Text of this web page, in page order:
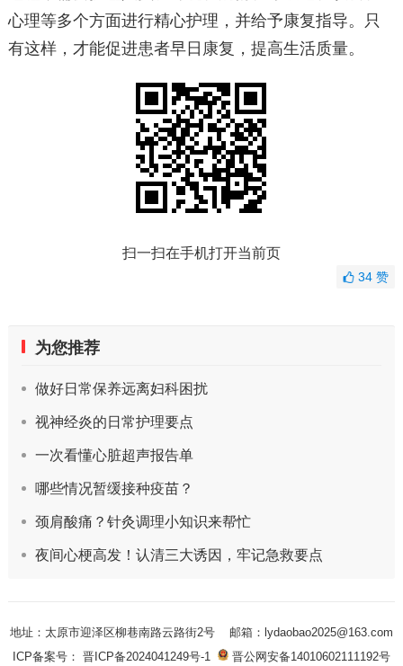
心理等多个方面进行精心护理，并给予康复指导。只
有这样，才能促进患者早日康复，提高生活质量。
扫一扫在手机打开当前页
34赞
为您推荐
做好日常保养远离妇科困扰
视神经炎的日常护理要点
一次看懂心脏超声报告单
哪些情况暂缓接种疫苗？
颈肩酸痛？针灸调理小知识来帮忙
夜间心梗高发！认清三大诱因，牢记急救要点
地址：太原市迎泽区柳巷南路云路街2号 邮箱：lydaobao2025@163.com
ICP备案号： 晋ICP备2024041249号-1
晋公网安备14010602111192号